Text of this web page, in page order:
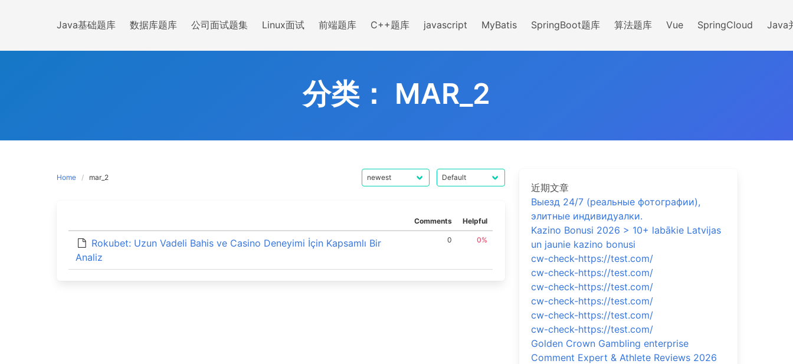
Java基础题库 数据库题库 公司面试题集 Linux面试 前端题库 C++题库 javascript MyBatis SpringBoot题库 算法题库 Vue SpringCloud Java
分类： MAR_2
Home mar_2
Comments Helpful
Rokubet: Uzun Vadeli Bahis ve Casino Deneyimi İçin Kapsamlı Bir
Analiz
0 0%
近期文章
Выезд 24/7 (реальные фотографии),
элитные индивидуалки.
Kazino Bonusi 2026 > 10+ labākie Latvijas
un jaunie kazino bonusi
cw-check-https://test.com/
cw-check-https://test.com/
cw-check-https://test.com/
cw-check-https://test.com/
cw-check-https://test.com/
cw-check-https://test.com/
Golden Crown Gambling enterprise
Comment Expert & Athlete Reviews 2026